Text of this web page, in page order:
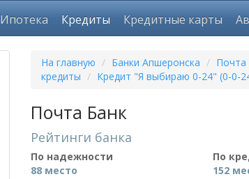
Ипотека Кредиты Кредитные карты
На главную / Банки Апшеронска / Почта
кредиты / Кредит "Я выбираю 0-24" (0-0-
Почта Банк
Рейтинги банка
По надежности По
88 место
152